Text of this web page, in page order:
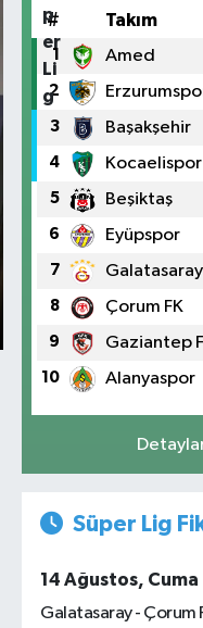
# Takım
1 Amed
2
3 Başakşehir
4 Kocaelispor
5 Beşiktaş
6 Eyüpspor
7 Galatasaray
8 Çorum FK
9 Gaziantep
10 Alanyaspor
Süper Lig
14 Ağustos, Cuma
Galatasaray - Çorum